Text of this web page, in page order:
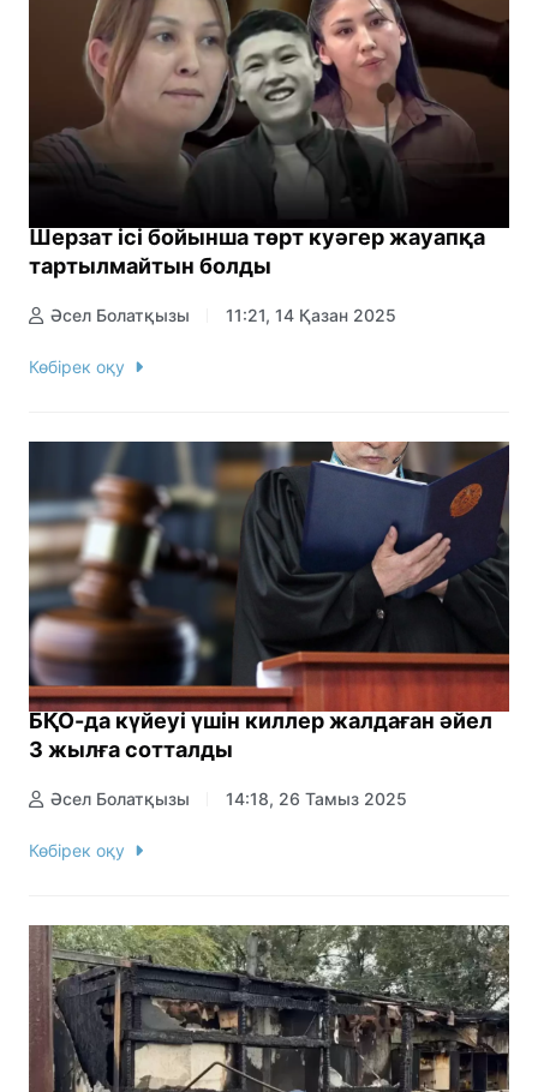
Шерзат ісі бойынша төрт куәгер жауапқа
тартылмайтын болды
Әсел Болатқызы 11:21, 14 Қазан 2025
Көбірек оқу
БҚО-да күйеуі үшін киллер жалдаған әйел
3 жылға сотталды
Әсел Болатқызы 14:18, 26 Тамыз 2025
Көбірек оқу